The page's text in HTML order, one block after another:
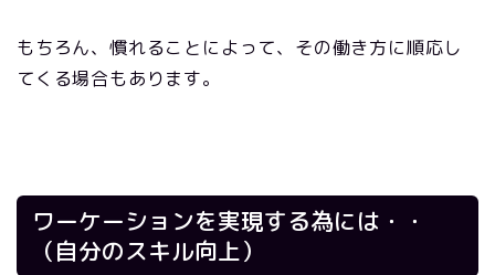
もちろん、慣れることによって、その働き方に順応し
てくる場合もあります。
ワーケーションを実現する為には・・
（自分のスキル向上）